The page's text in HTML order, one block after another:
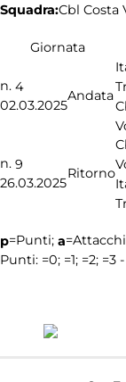
Squadra:Cbl Costa
Giornata
n. 4
02.03.2025
Andata
n. 9
26.03.2025
Ritorno
p=Punti; a
Punti: =0; =1; =2; =3